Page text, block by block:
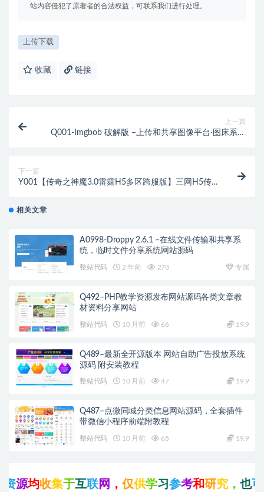
站内容侵犯了原著者的合法权益，可联系我们进行处理。
上传下载
收藏 链接
上一篇
Q001-Imgbob 破解版 –上传和共享图像平台·图床系统
下一篇
Y001【传奇之神魔3.0雷霆H5多区跨服版】三网H5传
相关文章
A0998-Droppy 2.6.1 –在线文件传输和共享系
统，临时文件分享系统网站源码
整站代码 2 年前 278 专属
Q492–PHP教学资源发布网站源码各类文章教
材资料分享网站
整站代码 10 月前 66 19.9
Q489–最新全开源版本 网站自助广告投放系统
源码 附安装教程
整站代码 10 月前 47 19.9
Q487–点微同城分类信息网站源码，全套插件
带微信小程序前端附教程
整站代码 10 月前 65 19.9
均收集于互联网，仅供学习参考和研究，也可能